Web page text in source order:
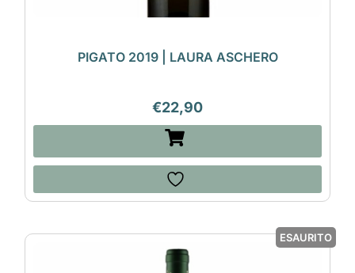
PIGATO 2019 | LAURA ASCHERO
€22,90
ESAURITO